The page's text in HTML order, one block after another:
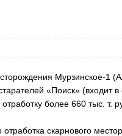
Мурзинское-1
«Поиск» (входит
более 660 тыс. т.
скарнового